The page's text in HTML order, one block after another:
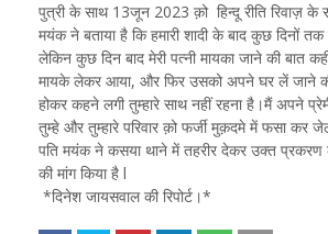
पुत्री के साथ 13जून 2023 क़ो हिन्दू रीति रिवाज़ के
मयंक ने बताया है कि हमारी शादी के बाद कुछ दिनों
लेकिन कुछ दिन बाद मेरी पत्नी मायका जाने की बात
मायके लेकर आया, और फिर उसको अपने घर लें जाने
होकर कहने लगी तुम्हारे साथ नहीं रहना है।मैं अपने
तुम्हे और तुम्हारे परिवार क़ो फर्जी मुक़दमे में फसा कर
पति मयंक ने कसया थाने में तहरीर देकर उक्त प्रकरण
की मांग किया है l
*दिनेश जायसवाल की रिपोर्ट।*